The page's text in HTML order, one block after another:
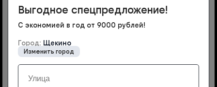
3
Мастер привезёт с собой договор и необходимое
Выгодное спецпредложение!
С экономией в год от 9000 рублей!
Город: Щекино
Изменить город